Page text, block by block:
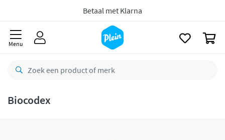
Betaal met Klarna
Menu
Biocodex